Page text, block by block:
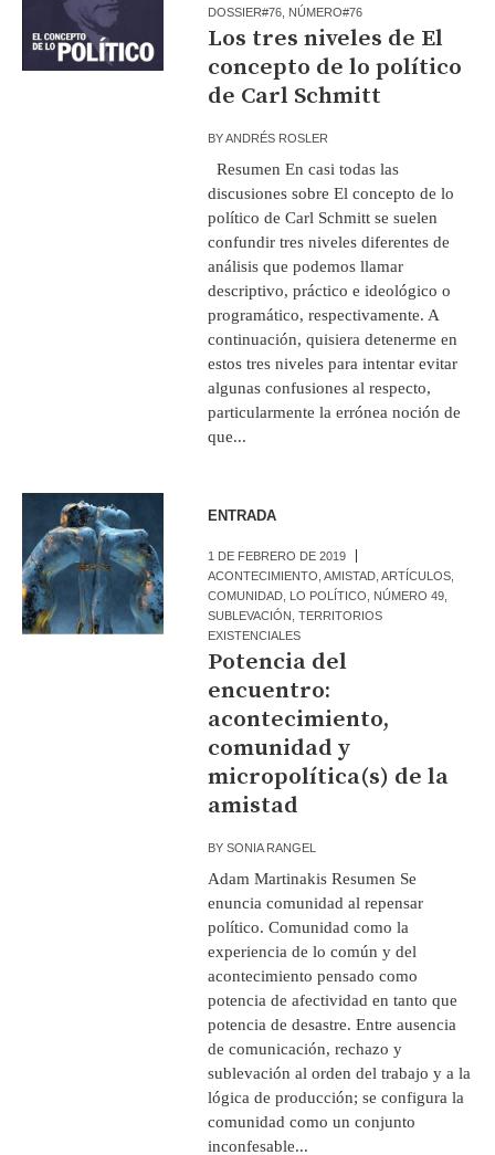
DOSSIER#76 NÚMERO#76
Los tres niveles de El
concepto de lo político
de Carl Schmitt
BYANDRÉS ROSLER
Resumen En casi todas las
discusiones sobre El concepto de lo
político de Carl Schmitt se suelen
confundir tres niveles diferentes de
análisis que podemos llamar
descriptivo, práctico e ideológico o
programático, respectivamente. A
continuación, quisiera detenerme en
estos tres niveles para intentar evitar
algunas confusiones al respecto,
particularmente la errónea noción de
que...
ENTRADA
1 DE FEBRERO DE 2019
ACONTECIMIENTO ,AMISTAD ,ARTÍCULOS
COMUNIDAD LO POLÍTICO NÚMERO 49
SUBLEVACIÓN ,TERRITORIOS
EXISTENCIALES
Potencia del
encuentro:
acontecimiento,
comunidad y
micropolítica(s) de la
amistad
BYSONIA RANGEL
Adam Martinakis Resumen Se
enuncia comunidad al repensar
político. Comunidad como la
experiencia de lo común y del
acontecimiento pensado como
potencia de afectividad en tanto que
potencia de desastre. Entre ausencia
de comunicación, rechazo y
sublevación al orden del trabajo y a la
lógica de producción; se configura la
comunidad como un conjunto
inconfesable...